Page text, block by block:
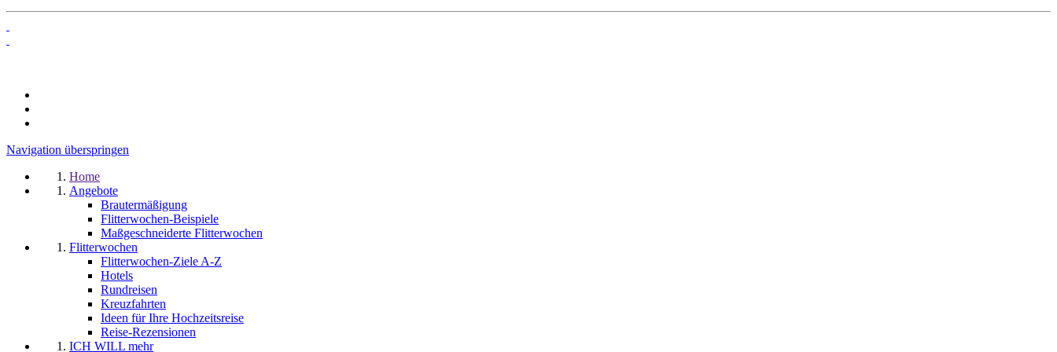
Navigation überspringen
Home
Angebote
Brautermäßigung
Flitterwochen-Beispiele
Maßgeschneiderte Flitterwochen
Flitterwochen
Flitterwochen-Ziele A-Z
Hotels
Rundreisen
Kreuzfahrten
Ideen für Ihre Hochzeitsreise
Reise-Rezensionen
ICH WILL mehr